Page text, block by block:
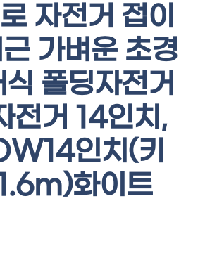
자전거 접이
가벼운 초경
폴딩자전거
전거 14인치,
인치(키
화이트